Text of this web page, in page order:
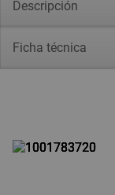
Descripción
Ficha técnica